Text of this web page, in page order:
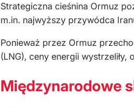
Strategiczna cieśnina Ormuz
m.in. najwyższy przywódca
Ponieważ przez Ormuz
(LNG), ceny energii
Międzynarodowe